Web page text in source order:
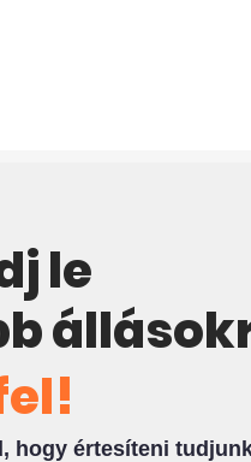
le
hogy értesíteni